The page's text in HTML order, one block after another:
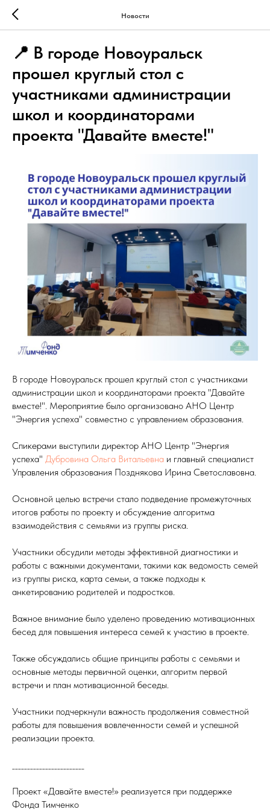
Новости
📍 В городе Новоуральск
прошел круглый стол с
участниками администрации
школ и координаторами
проекта "Давайте вместе!"
В городе Новоуральск прошел круглый стол с участниками
администрации школ и координаторами проекта "Давайте
вместе!". Мероприятие было организовано АНО Центр
"Энергия успеха" совместно с управлением образования.
Спикерами выступили директор АНО Центр "Энергия
успеха" Дубровина Ольга Витальевна и главный специалист
Управления образования Позднякова Ирина Светославовна.
Основной целью встречи стало подведение промежуточных
итогов работы по проекту и обсуждение алгоритма
взаимодействия с семьями из группы риска.
Участники обсудили методы эффективной диагностики и
работы с важными документами, такими как ведомость семей
из группы риска, карта семьи, а также подходы к
анкетированию родителей и подростков.
Важное внимание было уделено проведению мотивационных
бесед для повышения интереса семей к участию в проекте.
Также обсуждались общие принципы работы с семьями и
основные методы первичной оценки, алгоритм первой
встречи и план мотивационной беседы.
Участники подчеркнули важность продолжения совместной
работы для повышения вовлеченности семей и успешной
реализации проекта.
Проект «Давайте вместе!» реализуется при поддержке
Фонда Тимченко